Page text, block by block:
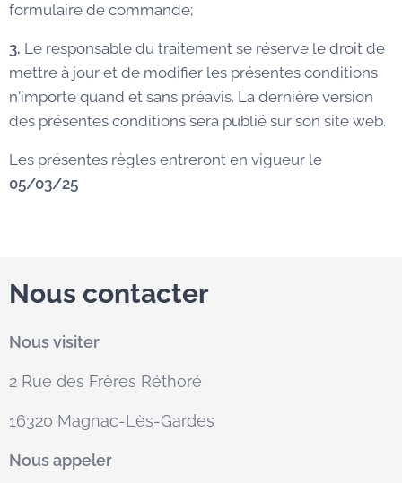
formulaire de commande;
3. Le responsable du traitement se réserve le droit de
mettre à jour et de modifier les présentes conditions
n'importe quand et sans préavis. La dernière version
des présentes conditions sera publié sur son site web.
Les présentes règles entreront en vigueur le
05/03/25
Nous contacter
Nous visiter
2 Rue des Frères Réthoré
16320 Magnac-Lès-Gardes
Nous appeler